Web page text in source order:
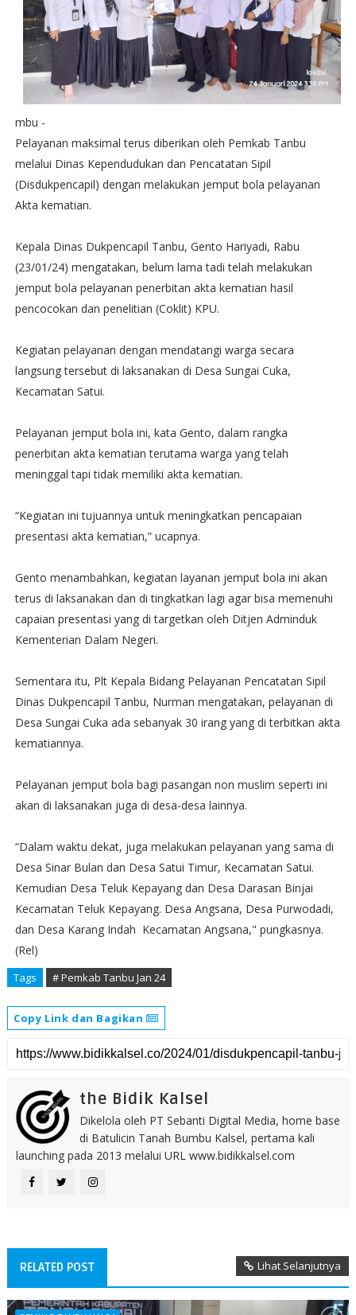
mbu -
Pelayanan maksimal terus diberikan oleh Pemkab Tanbu
melalui Dinas Kependudukan dan Pencatatan Sipil
(Disdukpencapil) dengan melakukan jemput bola pelayanan
Akta kematian.
Kepala Dinas Dukpencapil Tanbu, Gento Hariyadi, Rabu
(23/01/24) mengatakan, belum lama tadi telah melakukan
jemput bola pelayanan penerbitan akta kematian hasil
pencocokan dan penelitian (Coklit) KPU.
Kegiatan pelayanan dengan mendatangi warga secara
langsung tersebut di laksanakan di Desa Sungai Cuka,
Kecamatan Satui.
Pelayanan jemput bola ini, kata Gento, dalam rangka
penerbitan akta kematian terutama warga yang telah
meninggal tapi tidak memiliki akta kematian.
“Kegiatan ini tujuannya untuk meningkatkan pencapaian
presentasi akta kematian,” ucapnya.
Gento menambahkan, kegiatan layanan jemput bola ini akan
terus di laksanakan dan di tingkatkan lagi agar bisa memenuhi
capaian presentasi yang di targetkan oleh Ditjen Adminduk
Kementerian Dalam Negeri.
Sementara itu, Plt Kepala Bidang Pelayanan Pencatatan Sipil
Dinas Dukpencapil Tanbu, Nurman mengatakan, pelayanan di
Desa Sungai Cuka ada sebanyak 30 irang yang di terbitkan akta
kematiannya.
Pelayanan jemput bola bagi pasangan non muslim seperti ini
akan di laksanakan juga di desa-desa lainnya.
“Dalam waktu dekat, juga melakukan pelayanan yang sama di
Desa Sinar Bulan dan Desa Satui Timur, Kecamatan Satui.
Kemudian Desa Teluk Kepayang dan Desa Darasan Binjai
Kecamatan Teluk Kepayang. Desa Angsana, Desa Purwodadi,
dan Desa Karang Indah Kecamatan Angsana," pungkasnya.
(Rel)
Tags # Pemkab Tanbu Jan 24
Copy Link dan Bagikan
the Bidik Kalsel
Dikelola oleh PT Sebanti Digital Media, home base
di Batulicin Tanah Bumbu Kalsel, pertama kali
launching pada 2013 melalui URL www.bidikkalsel.com
RELATED POST Lihat Selanjutnya